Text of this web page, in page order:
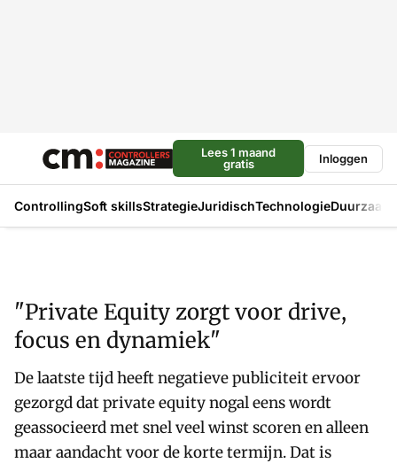
Lees 1 maand
gratis
Inloggen
ControllingSoft skillsStrategieJuridischTechnologie
"Private Equity zorgt voor drive,
focus en dynamiek"
De laatste tijd heeft negatieve publiciteit ervoor
gezorgd dat private equity nogal eens wordt
geassocieerd met snel veel winst scoren en alleen
maar aandacht voor de korte termijn. Dat is